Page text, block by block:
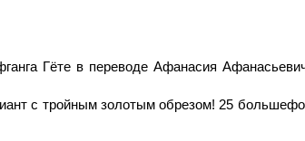
Гёте в переводе Афанасия
с тройным золотым обрезом! 25